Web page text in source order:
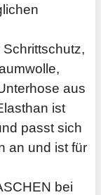
aus
ist
passt sich
an und ist für
bei